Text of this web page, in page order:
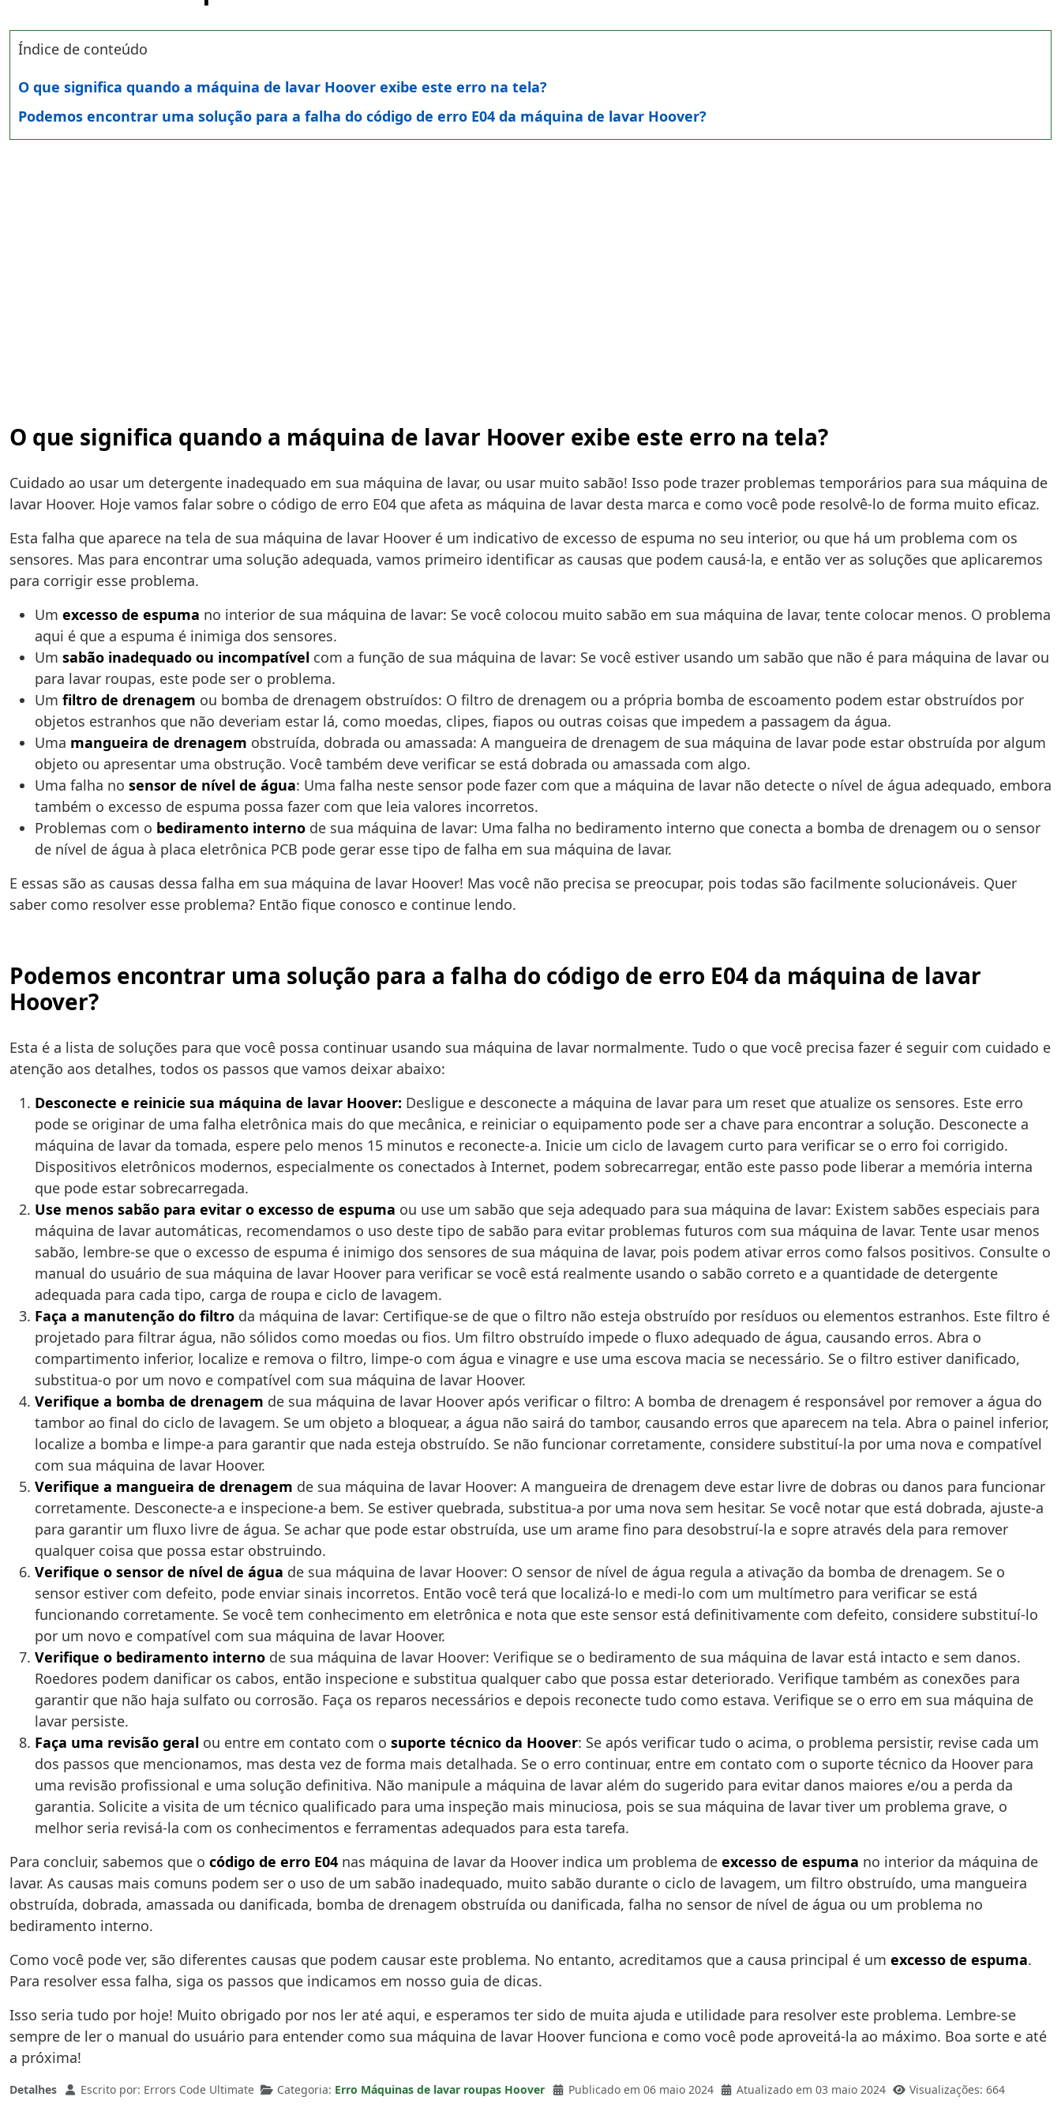
Índice de conteúdo
O que significa quando a máquina de lavar Hoover exibe este erro na tela?
Podemos encontrar uma solução para a falha do código de erro E04 da máquina de lavar Hoover?
O que significa quando a máquina de lavar Hoover exibe este erro na tela?
Cuidado ao usar um detergente inadequado em sua máquina de lavar, ou usar muito sabão! Isso pode trazer problemas temporários para sua máquina de
lavar Hoover. Hoje vamos falar sobre o código de erro E04 que afeta as máquina de lavar desta marca e como você pode resolvê-lo de forma muito eficaz.
Esta falha que aparece na tela de sua máquina de lavar Hoover é um indicativo de excesso de espuma no seu interior, ou que há um problema com os
sensores. Mas para encontrar uma solução adequada, vamos primeiro identificar as causas que podem causá-la, e então ver as soluções que aplicaremos
para corrigir esse problema.
Um excesso de espuma no interior de sua máquina de lavar: Se você colocou muito sabão em sua máquina de lavar, tente colocar menos. O problema
aqui é que a espuma é inimiga dos sensores.
Um sabão inadequado ou incompatível com a função de sua máquina de lavar: Se você estiver usando um sabão que não é para máquina de lavar ou
para lavar roupas, este pode ser o problema.
Um filtro de drenagem ou bomba de drenagem obstruídos: O filtro de drenagem ou a própria bomba de escoamento podem estar obstruídos por
objetos estranhos que não deveriam estar lá, como moedas, clipes, fiapos ou outras coisas que impedem a passagem da água.
Uma mangueira de drenagem obstruída, dobrada ou amassada: A mangueira de drenagem de sua máquina de lavar pode estar obstruída por algum
objeto ou apresentar uma obstrução. Você também deve verificar se está dobrada ou amassada com algo.
Uma falha no sensor de nível de água: Uma falha neste sensor pode fazer com que a máquina de lavar não detecte o nível de água adequado, embora
também o excesso de espuma possa fazer com que leia valores incorretos.
Problemas com o bediramento interno de sua máquina de lavar: Uma falha no bediramento interno que conecta a bomba de drenagem ou o sensor
de nível de água à placa eletrônica PCB pode gerar esse tipo de falha em sua máquina de lavar.
E essas são as causas dessa falha em sua máquina de lavar Hoover! Mas você não precisa se preocupar, pois todas são facilmente solucionáveis. Quer
saber como resolver esse problema? Então fique conosco e continue lendo.
Podemos encontrar uma solução para a falha do código de erro E04 da máquina de lavar
Hoover?
Esta é a lista de soluções para que você possa continuar usando sua máquina de lavar normalmente. Tudo o que você precisa fazer é seguir com cuidado e
atenção aos detalhes, todos os passos que vamos deixar abaixo:
Desconecte e reinicie sua máquina de lavar Hoover: Desligue e desconecte a máquina de lavar para um reset que atualize os sensores. Este erro
pode se originar de uma falha eletrônica mais do que mecânica, e reiniciar o equipamento pode ser a chave para encontrar a solução. Desconecte a
máquina de lavar da tomada, espere pelo menos 15 minutos e reconecte-a. Inicie um ciclo de lavagem curto para verificar se o erro foi corrigido.
Dispositivos eletrônicos modernos, especialmente os conectados à Internet, podem sobrecarregar, então este passo pode liberar a memória interna
que pode estar sobrecarregada.
Use menos sabão para evitar o excesso de espuma ou use um sabão que seja adequado para sua máquina de lavar: Existem sabões especiais para
máquina de lavar automáticas, recomendamos o uso deste tipo de sabão para evitar problemas futuros com sua máquina de lavar. Tente usar menos
sabão, lembre-se que o excesso de espuma é inimigo dos sensores de sua máquina de lavar, pois podem ativar erros como falsos positivos. Consulte o
manual do usuário de sua máquina de lavar Hoover para verificar se você está realmente usando o sabão correto e a quantidade de detergente
adequada para cada tipo, carga de roupa e ciclo de lavagem.
Faça a manutenção do filtro da máquina de lavar: Certifique-se de que o filtro não esteja obstruído por resíduos ou elementos estranhos. Este filtro é
projetado para filtrar água, não sólidos como moedas ou fios. Um filtro obstruído impede o fluxo adequado de água, causando erros. Abra o
compartimento inferior, localize e remova o filtro, limpe-o com água e vinagre e use uma escova macia se necessário. Se o filtro estiver danificado,
substitua-o por um novo e compatível com sua máquina de lavar Hoover.
Verifique a bomba de drenagem de sua máquina de lavar Hoover após verificar o filtro: A bomba de drenagem é responsável por remover a água do
tambor ao final do ciclo de lavagem. Se um objeto a bloquear, a água não sairá do tambor, causando erros que aparecem na tela. Abra o painel inferior,
localize a bomba e limpe-a para garantir que nada esteja obstruído. Se não funcionar corretamente, considere substituí-la por uma nova e compatível
com sua máquina de lavar Hoover.
Verifique a mangueira de drenagem de sua máquina de lavar Hoover: A mangueira de drenagem deve estar livre de dobras ou danos para funcionar
corretamente. Desconecte-a e inspecione-a bem. Se estiver quebrada, substitua-a por uma nova sem hesitar. Se você notar que está dobrada, ajuste-a
para garantir um fluxo livre de água. Se achar que pode estar obstruída, use um arame fino para desobstruí-la e sopre através dela para remover
qualquer coisa que possa estar obstruindo.
Verifique o sensor de nível de água de sua máquina de lavar Hoover: O sensor de nível de água regula a ativação da bomba de drenagem. Se o
sensor estiver com defeito, pode enviar sinais incorretos. Então você terá que localizá-lo e medi-lo com um multímetro para verificar se está
funcionando corretamente. Se você tem conhecimento em eletrônica e nota que este sensor está definitivamente com defeito, considere substituí-lo
por um novo e compatível com sua máquina de lavar Hoover.
Verifique o bediramento interno de sua máquina de lavar Hoover: Verifique se o bediramento de sua máquina de lavar está intacto e sem danos.
Roedores podem danificar os cabos, então inspecione e substitua qualquer cabo que possa estar deteriorado. Verifique também as conexões para
garantir que não haja sulfato ou corrosão. Faça os reparos necessários e depois reconecte tudo como estava. Verifique se o erro em sua máquina de
lavar persiste.
Faça uma revisão geral ou entre em contato com o suporte técnico da Hoover: Se após verificar tudo o acima, o problema persistir, revise cada um
dos passos que mencionamos, mas desta vez de forma mais detalhada. Se o erro continuar, entre em contato com o suporte técnico da Hoover para
uma revisão profissional e uma solução definitiva. Não manipule a máquina de lavar além do sugerido para evitar danos maiores e/ou a perda da
garantia. Solicite a visita de um técnico qualificado para uma inspeção mais minuciosa, pois se sua máquina de lavar tiver um problema grave, o
melhor seria revisá-la com os conhecimentos e ferramentas adequados para esta tarefa.
Para concluir, sabemos que o código de erro E04 nas máquina de lavar da Hoover indica um problema de excesso de espuma no interior da máquina de
lavar. As causas mais comuns podem ser o uso de um sabão inadequado, muito sabão durante o ciclo de lavagem, um filtro obstruído, uma mangueira
obstruída, dobrada, amassada ou danificada, bomba de drenagem obstruída ou danificada, falha no sensor de nível de água ou um problema no
bediramento interno.
Como você pode ver, são diferentes causas que podem causar este problema. No entanto, acreditamos que a causa principal é um excesso de espuma.
Para resolver essa falha, siga os passos que indicamos em nosso guia de dicas.
Isso seria tudo por hoje! Muito obrigado por nos ler até aqui, e esperamos ter sido de muita ajuda e utilidade para resolver este problema. Lembre-se
sempre de ler o manual do usuário para entender como sua máquina de lavar Hoover funciona e como você pode aproveitá-la ao máximo. Boa sorte e até
a próxima!
Detalhes Escrito por: Errors Code Ultimate Categoria: Erro Máquinas de lavar roupas Hoover Publicado em 06 maio 2024 Atualizado em 03 maio 2024 Visualizações: 664